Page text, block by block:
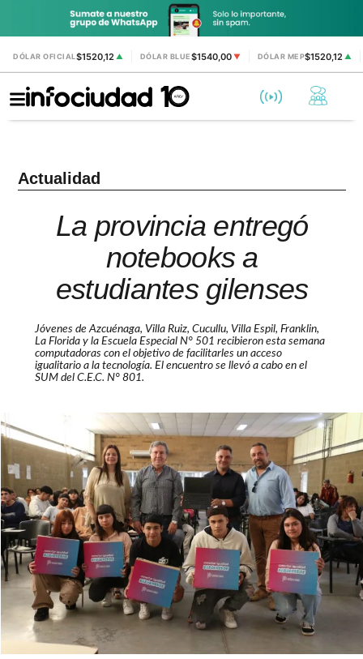
DÓLAR OFICIAL$1520,12 ▲ DÓLAR BLUE$1540,00 ▼ DÓLAR MEP$1520,12 ▲
Actualidad
La provincia entregó
notebooks a
estudiantes gilenses
Jóvenes de Azcuénaga, Villa Ruiz, Cucullu, Villa Espil, Franklin,
La Florida y la Escuela Especial N° 501 recibieron esta semana
computadoras con el objetivo de facilitarles un acceso
igualitario a la tecnología. El encuentro se llevó a cabo en el
SUM del C.E.C. N° 801.